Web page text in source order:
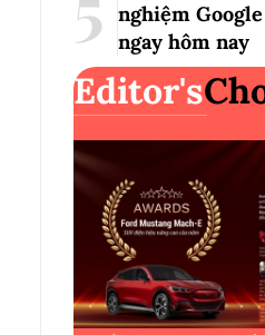
nghiệm
ngay hôm nay
Editor's